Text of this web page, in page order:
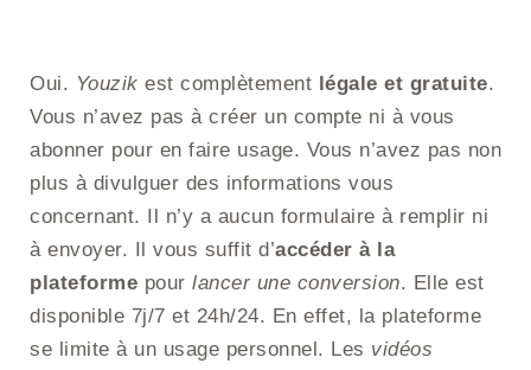
Oui. Youzik est complètement légale et gratuite.
Vous n’avez pas à créer un compte ni à vous
abonner pour en faire usage. Vous n’avez pas non
plus à divulguer des informations vous
concernant. Il n’y a aucun formulaire à remplir ni
à envoyer. Il vous suffit d’accéder à la
plateforme pour lancer une conversion. Elle est
disponible 7j/7 et 24h/24. En effet, la plateforme
se limite à un usage personnel. Les vidéos